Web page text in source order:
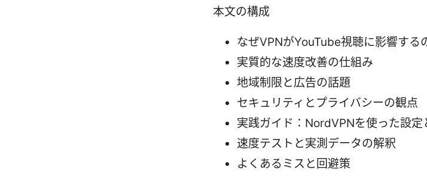
本文の構成
なぜVPNがYouTube視聴に影響する
実質的な速度改善の仕組み
地域制限と広告の話題
セキュリティとプライバシーの観点
実践ガイド：NordVPNを使った設定
速度テストと実測データの解釈
よくあるミスと回避策